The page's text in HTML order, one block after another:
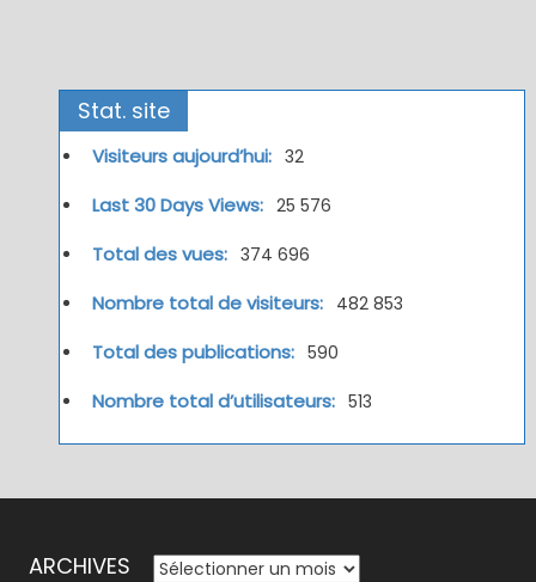
Stat. site
Visiteurs aujourd’hui: 32
Last 30 Days Views: 25 576
Total des vues: 374 696
Nombre total de visiteurs: 482 853
Total des publications: 590
Nombre total d’utilisateurs: 513
ARCHIVES ARCHIVES